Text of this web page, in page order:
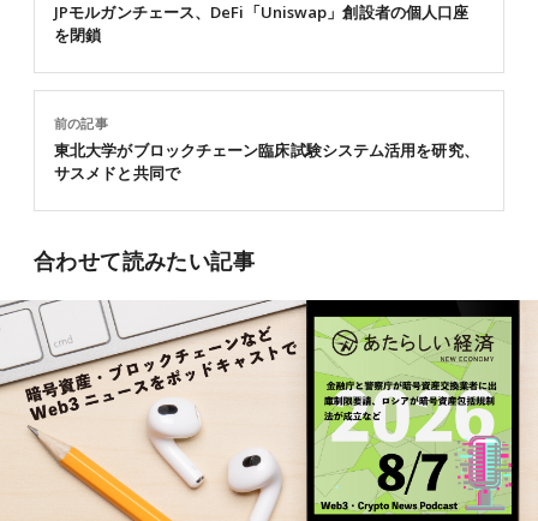
前の記事
東北大学がブロックチェーン臨床試験システム活用を研究、
サスメドと共同で
JPモルガンチェース、DeFi「Uniswap」創設者の個人口座
を閉鎖
合わせて読みたい記事